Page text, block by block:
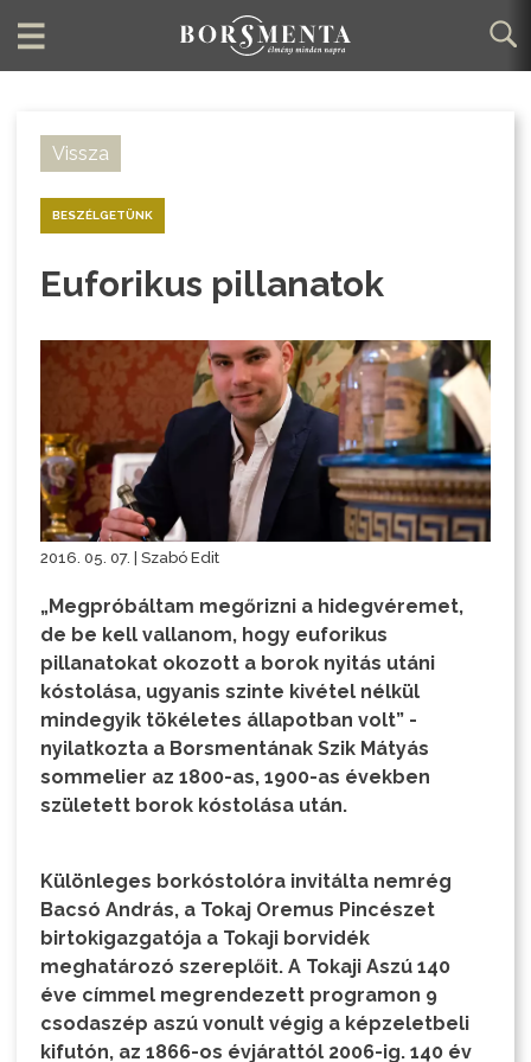
Vissza
BESZÉLGETÜNK
Euforikus pillanatok
2016. 05. 07. | Szabó Edit
„Megpróbáltam megőrizni a hidegvéremet,
de be kell vallanom, hogy euforikus
pillanatokat okozott a borok nyitás utáni
kóstolása, ugyanis szinte kivétel nélkül
mindegyik tökéletes állapotban volt” -
nyilatkozta a Borsmentának Szik Mátyás
sommelier az 1800-as, 1900-as években
született borok kóstolása után.
Különleges borkóstolóra invitálta nemrég
Bacsó András, a Tokaj Oremus Pincészet
birtokigazgatója a Tokaji borvidék
meghatározó szereplőit. A Tokaji Aszú 140
éve címmel megrendezett programon 9
csodaszép aszú vonult végig a képzeletbeli
kifutón, az 1866-os évjárattól 2006-ig. 140 év